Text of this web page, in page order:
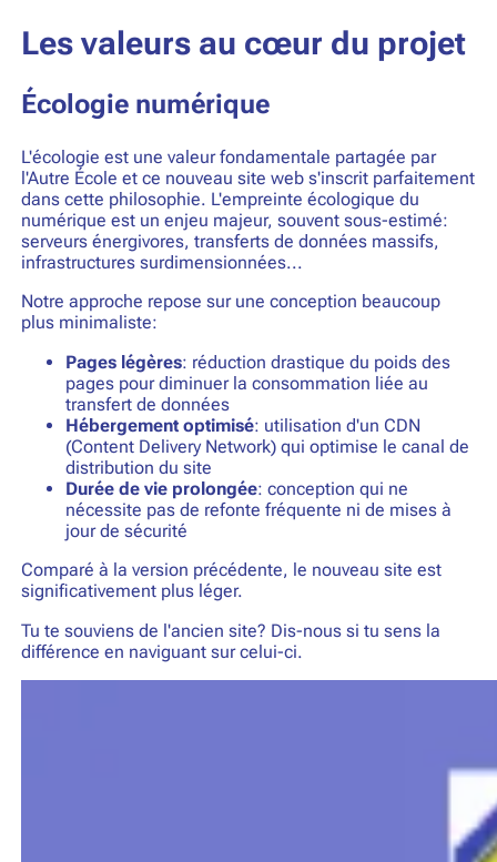
Les valeurs au cœur du projet
Écologie numérique
L'écologie est une valeur fondamentale partagée par
l'Autre École et ce nouveau site web s'inscrit parfaitement
dans cette philosophie. L'empreinte écologique du
numérique est un enjeu majeur, souvent sous-estimé:
serveurs énergivores, transferts de données massifs,
infrastructures surdimensionnées...
Notre approche repose sur une conception beaucoup
plus minimaliste:
Pages légères: réduction drastique du poids des
pages pour diminuer la consommation liée au
transfert de données
Hébergement optimisé: utilisation d'un CDN
(Content Delivery Network) qui optimise le canal de
distribution du site
Durée de vie prolongée: conception qui ne
nécessite pas de refonte fréquente ni de mises à
jour de sécurité
Comparé à la version précédente, le nouveau site est
significativement plus léger.
Tu te souviens de l'ancien site? Dis-nous si tu sens la
différence en naviguant sur celui-ci.